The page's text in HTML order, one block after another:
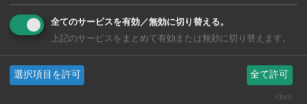
SNSで毎日ニュースを配信中！
全てのサービスを有効／無効に切り替える。
上記のサービスをまとめて有効または無効に切り替えます。
選択項目を許可 全て許可
Klaro